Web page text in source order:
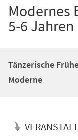
Modernes
5-6 Jahren
Tänzerische
Moderne